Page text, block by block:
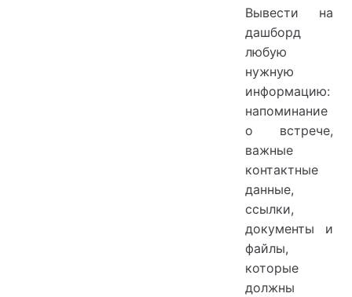
Вывести на
дашборд
любую
нужную
информацию:
напоминание
о встрече,
важные
контактные
данные,
ссылки,
документы и
файлы,
которые
должны